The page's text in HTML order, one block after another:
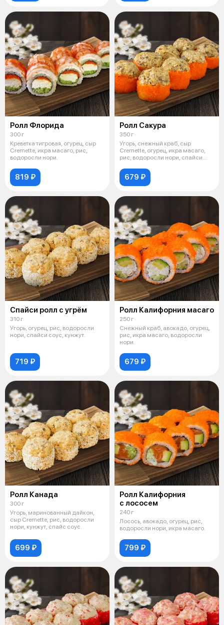
Ролл Флорида
300 г
Креветка тигровая, огурец, сыр
Cremette, икра масаго, рис,
водоросли нори.
819 ₽
Ролл Сакура
350 г
Угорь, снежный краб, сыр
Cremette, огурец, икра масаго,
рис, водоросли нори, спайси
679 ₽
Спайси ролл с угрём
310 г
Угорь, огурец, рис, водоросли
нори, спайси соус, кунжут.
719 ₽
Ролл Калифорния масаго
250 г
Снежный краб, авокадо, огурец,
рис, икра масаго, водоросли
нори.
679 ₽
Ролл Канада
300 г
Угорь, маринованный дайкон,
сыр Cremette, рис, водоросли
нори, кунжут, спайс соус.
699 ₽
Ролл Калифорния
с лососем
240 г
Лосось, авокадо, огурец, рис,
водоросли нори, икра масаго.
799 ₽